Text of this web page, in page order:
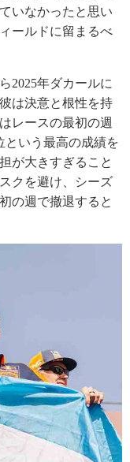
いなかったと思い
ールドに留まるべ
2025年ダカールに
は決意と根性を持
レースの最初の週
という最高の成績を
が大きすぎること
クを避け、シーズ
の週で撤退すると